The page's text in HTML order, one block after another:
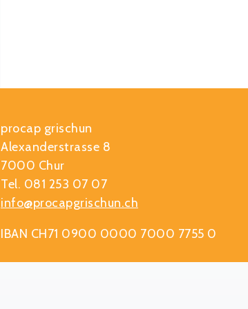
procap grischun
Alexanderstrasse 8
7000 Chur
Tel. 081 253 07 07
info@procapgrischun.ch
IBAN CH71 0900 0000 7000 7755 0